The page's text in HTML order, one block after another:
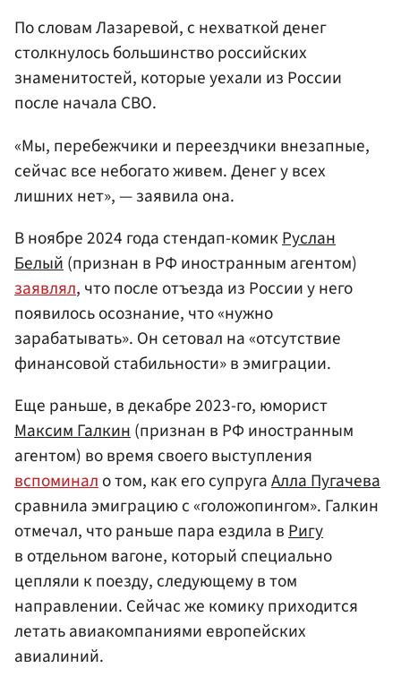
По словам Лазаревой, с нехваткой денег
столкнулось большинство российских
знаменитостей, которые уехали из России
после начала СВО.
«Мы, перебежчики и переездчики внезапные,
сейчас все небогато живем. Денег у всех
лишних нет», — заявила она.
В ноябре 2024 года стендап-комикРуслан
Белый(признан в РФ иностранным агентом)
заявлял, что после отъезда из России у него
появилось осознание, что «нужно
зарабатывать». Он сетовал на «отсутствие
финансовой стабильности» в эмиграции.
Еще раньше, в декабре 2023-го, юморист
Максим Галкин(признан в РФ иностранным
агентом) во время своего выступления
вспоминало том, как его супругаАлла Пугачева
сравнила эмиграцию с «голожопингом». Галкин
отмечал, что раньше пара ездила вРигу
в отдельном вагоне, который специально
цепляли к поезду, следующему в том
направлении. Сейчас же комику приходится
летать авиакомпаниями европейских
авиалиний.